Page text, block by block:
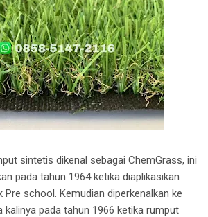
sintetis dikenal sebagai ChemGrass, ini
pada tahun 1964 ketika diaplikasikan
Pre school. Kemudian diperkenalkan ke
kalinya pada tahun 1966 ketika rumput